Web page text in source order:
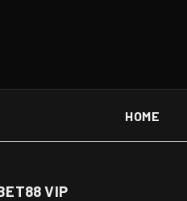
HOME
VIP